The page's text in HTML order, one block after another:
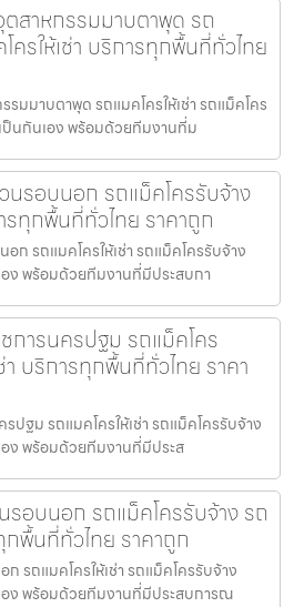
สาหกรรมมาบตาพุด รถ
ครให้เช่า บริการทุกพื้นที่ทั่วไทย
มมาบตาพุด รถแมคโครให้เช่า รถแม็คโคร
ป็นกันเอง พร้อมด้วยทีมงานที่ม
นรอบนอก รถแม็คโครรับจ้าง
รทุกพื้นที่ทั่วไทย ราคาถูก
ก รถแมคโครให้เช่า รถแม็คโครรับจ้าง
อง พร้อมด้วยทีมงานที่มีประสบกา
การนครปฐม รถแม็คโคร
า บริการทุกพื้นที่ทั่วไทย ราคา
ปฐม รถแมคโครให้เช่า รถแม็คโครรับจ้าง
อง พร้อมด้วยทีมงานที่มีประส
รอบนอก รถแม็คโครรับจ้าง รถ
กพื้นที่ทั่วไทย ราคาถูก
รถแมคโครให้เช่า รถแม็คโครรับจ้าง
อง พร้อมด้วยทีมงานที่มีประสบการณ